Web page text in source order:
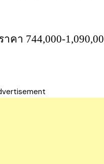
าคา 744,000-